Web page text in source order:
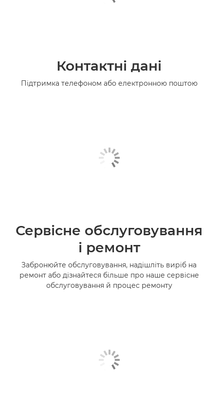
Контактні дані
Підтримка телефоном або електронною поштою
Сервісне обслуговування
і ремонт
Забронюйте обслуговування, надішліть виріб на
ремонт або дізнайтеся більше про наше сервісне
обслуговування й процес ремонту